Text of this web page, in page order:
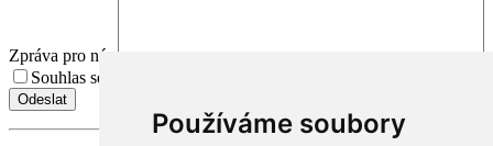
Používáme soubory
Zpráva pro nás
Souhlas se zpracováním osobních údajů.